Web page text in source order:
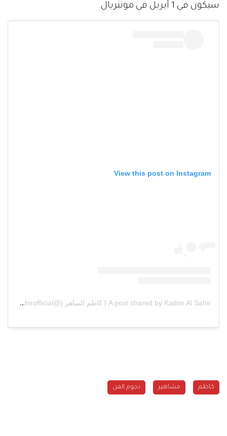
سيكون في 1 أبريل في مونتريال.
View this post on Instagram
A post shared by Kadim Al Sahir | كاظم الساهر (@kadimalsahirofficial)
كاظم مشاهير نجوم الفن